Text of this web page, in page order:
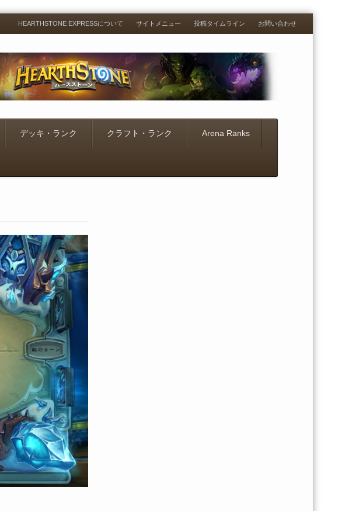
Menu
Skip
to
HEARTHSTONE EXPRESSについて サイトメニュー 投稿タイムライン お問い合わせ
デッキ・ランク クラフト・ランク Arena Ranks